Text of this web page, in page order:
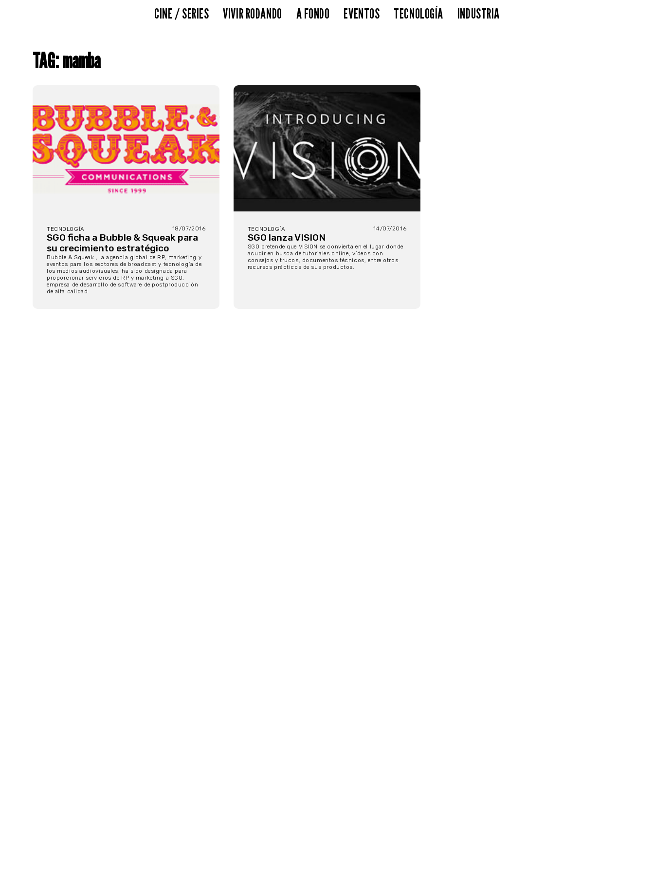
CINE / SERIES VIVIR RODANDO A FONDO EVENTOS TECNOLOGÍA INDUSTRIA
TAG: mamba
TECNOLOGÍA 18/07/2016
SGO ficha a Bubble & Squeak para
su crecimiento estratégico
Bubble & Squeak , la agencia global de RP, marketing y
eventos para los sectores de broadcast y tecnología de
los medios audiovisuales, ha sido designada para
proporcionar servicios de RP y marketing a SGO,
empresa de desarrollo de software de postproducción
de alta calidad.
TECNOLOGÍA 14/07/2016
SGO lanza VISION
SGO pretende que VISION se convierta en el lugar donde
acudir en busca de tutoriales online, vídeos con
consejos y trucos, documentos técnicos, entre otros
recursos prácticos de sus productos.